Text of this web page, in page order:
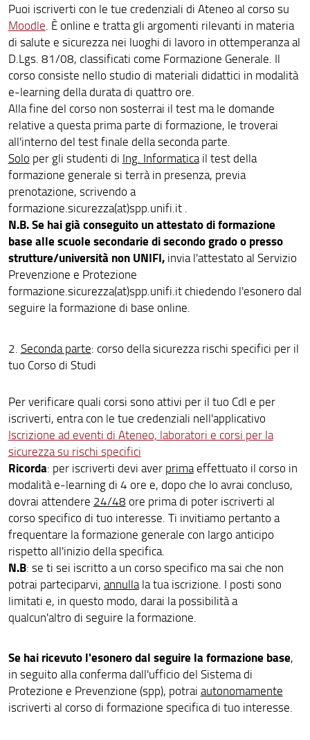
Puoi iscriverti con le tue credenziali di Ateneo al corso su
Moodle. È online e tratta gli argomenti rilevanti in materia
di salute e sicurezza nei luoghi di lavoro in ottemperanza al
D.Lgs. 81/08, classificati come Formazione Generale. Il
corso consiste nello studio di materiali didattici in modalità
e-learning della durata di quattro ore.
Alla fine del corso non sosterrai il test ma le domande
relative a questa prima parte di formazione, le troverai
all'interno del test finale della seconda parte.
Solo per gli studenti di Ing. Informaticail test della
formazione generale si terrà in presenza, previa
prenotazione, scrivendo a
formazione.sicurezza(at)spp.unifi.it .
N.B. Se hai già conseguito un attestato di formazione
base alle scuole secondarie di secondo grado o presso
strutture/università non UNIFI, invia l'attestato al Servizio
Prevenzione e Protezione
formazione.sicurezza(at)spp.unifi.it chiedendo l'esonero dal
seguire la formazione di base online.
2. Seconda parte: corso della sicurezza rischi specifici per il
tuo Corso di Studi
Per verificare quali corsi sono attivi per il tuo Cdl e per
iscriverti, entra con le tue credenziali nell'applicativo
Iscrizione ad eventi di Ateneo, laboratori e corsi per la
sicurezza su rischi specifici
Ricorda: per iscriverti devi aver primaeffettuato il corso in
modalità e-learning di 4 ore e, dopo che lo avrai concluso,
dovrai attendere 24/48 ore prima di poter iscriverti al
corso specifico di tuo interesse. Ti invitiamo pertanto a
frequentare la formazione generale con largo anticipo
rispetto all'inizio della specifica.
N.B: se ti sei iscritto a un corso specifico ma sai che non
potrai parteciparvi, annullala tua iscrizione. I posti sono
limitati e, in questo modo, darai la possibilità a
qualcun'altro di seguire la formazione.
Se hai ricevuto l'esonero dal seguire la formazione base,
in seguito alla conferma dall'ufficio del Sistema di
Protezione e Prevenzione (spp), potrai autonomamente
iscriverti al corso di formazione specifica di tuo interesse.